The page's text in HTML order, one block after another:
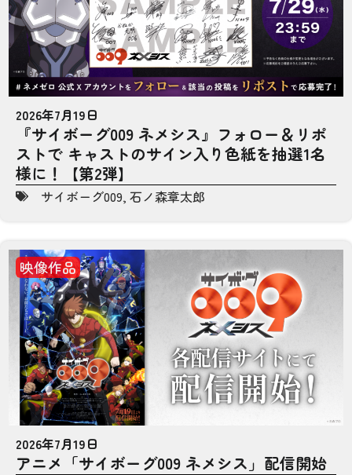
2026年7月19日
『サイボーグ009 ネメシス』フォロー＆リポ
ストで キャストのサイン入り色紙を抽選1名
様に！【第2弾】
サイボーグ009, 石ノ森章太郎
映像作品
2026年7月19日
アニメ「サイボーグ009 ネメシス」配信開始